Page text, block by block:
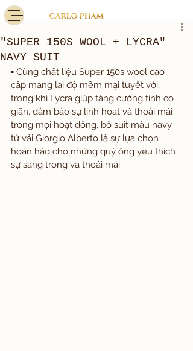
"SUPER 150S WOOL + LYCRA"
NAVY SUIT
▪️ Cùng chất liệu Super 150s wool cao
cấp mang lại độ mềm mại tuyệt vời,
trong khi Lycra giúp tăng cường tính co
giãn, đảm bảo sự linh hoạt và thoải mái
trong mọi hoạt động, bộ suit màu navy
từ vải Giorgio Alberto là sự lựa chọn
hoàn hảo cho những quý ông yêu thích
sự sang trọng và thoải mái.